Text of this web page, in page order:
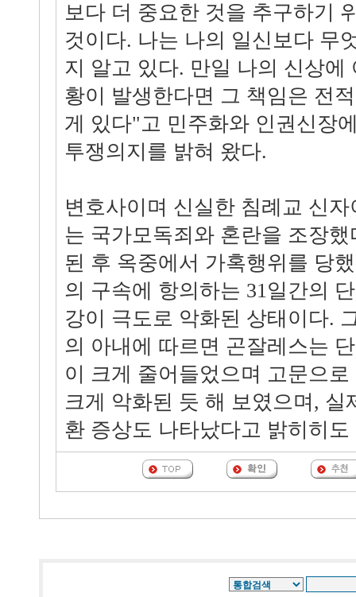
보다 더 중요한 것을 추구하기
것이다. 나는 나의 일신보다 무
지 알고 있다. 만일 나의 신상에
황이 발생한다면 그 책임은 전
게 있다"고 민주화와 인권신장
투쟁의지를 밝혀 왔다.
변호사이며 신실한 침례교 신
는 국가모독죄와 혼란을 조장
된 후 옥중에서 가혹행위를 당
의 구속에 항의하는 31일간의
강이 극도로 악화된 상태이다.
의 아내에 따르면 곤잘레스는
이 크게 줄어들었으며 고문으
크게 악화된 듯 해 보였으며, 실
환 증상도 나타났다고 밝히히도